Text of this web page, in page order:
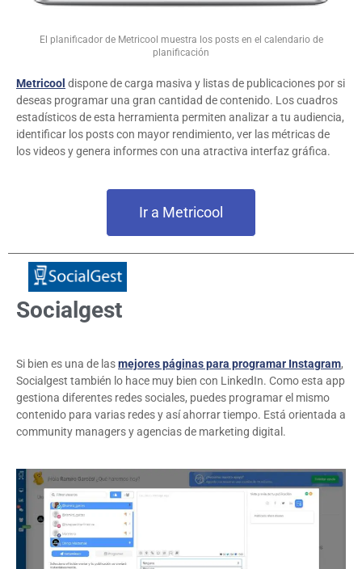
El planificador de Metricool muestra los posts en el calendario de
planificación
Metricool dispone de carga masiva y listas de publicaciones por si
deseas programar una gran cantidad de contenido. Los cuadros
estadísticos de esta herramienta permiten analizar a tu audiencia,
identificar los posts con mayor rendimiento, ver las métricas de
los videos y genera informes con una atractiva interfaz gráfica.
Ir a Metricool
Socialgest
Si bien es una de lasmejores páginas para programar Instagram,
Socialgest también lo hace muy bien con LinkedIn. Como esta app
gestiona diferentes redes sociales, puedes programar el mismo
contenido para varias redes y así ahorrar tiempo. Está orientada a
community managers y agencias de marketing digital.